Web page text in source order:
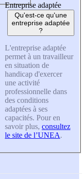
Entreprise adaptée
Qu'est-ce qu'une
entreprise adaptée
?
L'entreprise adaptée
permet à un travailleur
en situation de
handicap d'exercer
une activité
professionnelle dans
des conditions
adaptées à ses
capacités. Pour en
savoir plus, consultez
le site de l’UNEA.